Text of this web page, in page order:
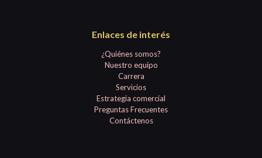
Enlaces de interés
¿Quiénes somos?
Nuestro equipo
Carrera
Servicios
Estrategia comercial
Preguntas Frecuentes
Contáctenos